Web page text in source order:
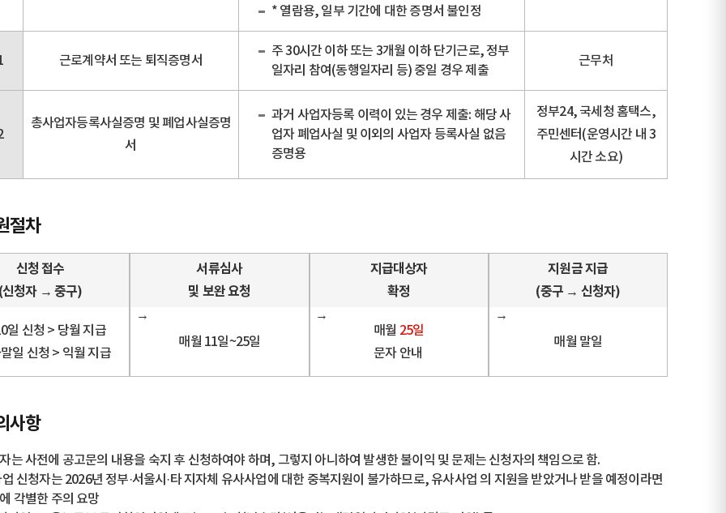
* 열람용, 일부 기간에 대한 증명서 불인정
근로계약서 또는 퇴직증명서
주 30시간 이하 또는 3개월 이하 단기근로, 정부
일자리 참여(동행일자리 등) 중일 경우 제출
근무처
총사업자등록사실증명 및 폐업사실증명
서
과거 사업자등록 이력이 있는 경우 제출: 해당 사
업자 폐업사실 및 이외의 사업자 등록사실 없음
증명용
정부24, 국세청 홈택스,
주민센터(운영시간 내 3
시간 소요)
절차
신청 접수
(신청자 → 중구)
일 신청 > 당월 지급
일 신청 > 익월 지급
서류심사
및 보완 요청
매월 11일~25일
지급대상자
확정
매월 25일
문자 안내
지원금 지급
(중구 → 신청자)
매월 말일
사항
는 사전에 공고문의 내용을 숙지 후 신청하여야 하며, 그렇지 아니하여 발생한 불이익 및 문제는 신청자의 책임으로 함.
업 신청자는 2026년 정부·서울시·타 지자체 유사사업에 대한 중복지원이 불가하므로, 유사사업 의 지원을 받았거나 받을 예정이라면
각별한 주의 요망